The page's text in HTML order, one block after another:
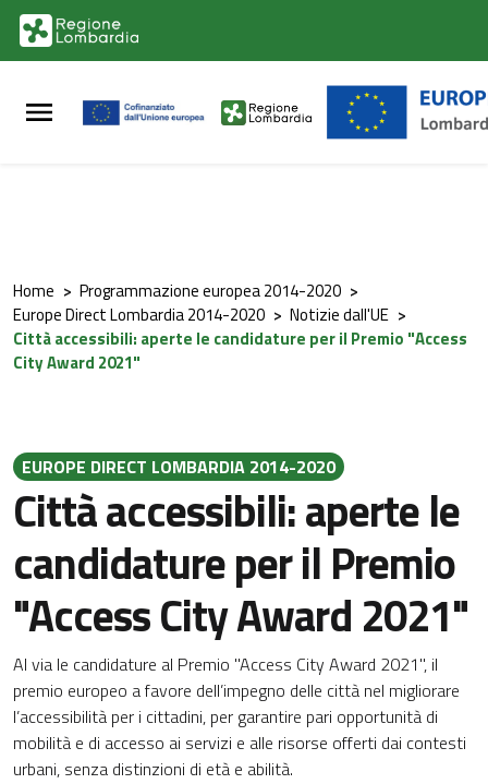
Vai al contenuto principale
Vai al footer
Home > Programmazione europea 2014-2020 >
Europe Direct Lombardia 2014-2020 > Notizie dall'UE >
Città accessibili: aperte le candidature per il Premio "Access
City Award 2021"
EUROPE DIRECT LOMBARDIA 2014-2020
Città accessibili: aperte le
candidature per il Premio
"Access City Award 2021"
Al via le candidature al Premio "Access City Award 2021", il
premio europeo a favore dell’impegno delle città nel migliorare
l’accessibilità per i cittadini, per garantire pari opportunità di
mobilità e di accesso ai servizi e alle risorse offerti dai contesti
urbani, senza distinzioni di età e abilità.